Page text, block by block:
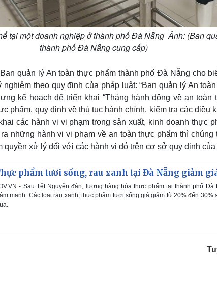
tại một doanh nghiệp ở thành phố Đà Nẵng Ảnh: (Ban
thành phố Đà Nẵng cung cấp)
quản lý An toàn thực phẩm thành phố Đà Nẵng cho
theo quy định của pháp luật: “Ban quản lý An
kế hoạch để triển khai “Tháng hành động về an toàn
phẩm, quy định về thủ tục hành chính, kiểm tra các điều
các hành vi vi phạm trong sản xuất, kinh doanh thực
những hành vi vi phạm về an toàn thực phẩm thì
quyền xử lý đối với các hành vi đó trên cơ sở quy định của
phẩm tươi sống, rau xanh tại Đà Nẵng giảm
- Sau Tết Nguyên đán, lượng hàng hóa thực phẩm tại thành phố
mạnh. Các loại rau xanh, thực phẩm tươi sống giá giảm từ 20% đến